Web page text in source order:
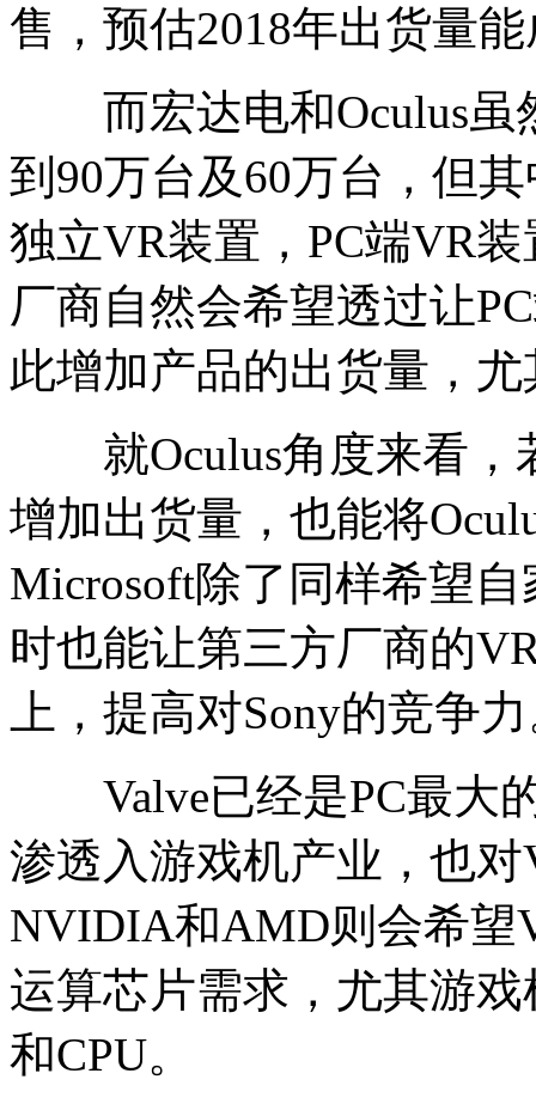
售，预估2018年出货量
而宏达电和Oculus虽
到90万台及60万台，但
独立VR装置，PC端VR
厂商自然会希望透过让
此增加产品的出货量，
就Oculus角度来看，
增加出货量，也能将
Microsoft除了同样希望
时也能让第三方厂商的
上，提高对Sony的竞争
Valve已经是PC最大
渗透入游戏机产业，也
NVIDIA和AMD则会希望
运算芯片需求，尤其游
和CPU。